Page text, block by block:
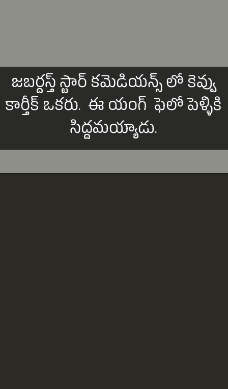
జబర్దస్త్ స్టార్ కమెడియన్స్ లో కెవ్వు
కార్తీక్ ఒకరు. ఈ యంగ్ ఫెలో పెళ్ళికి
సిద్దమయ్యాడు.